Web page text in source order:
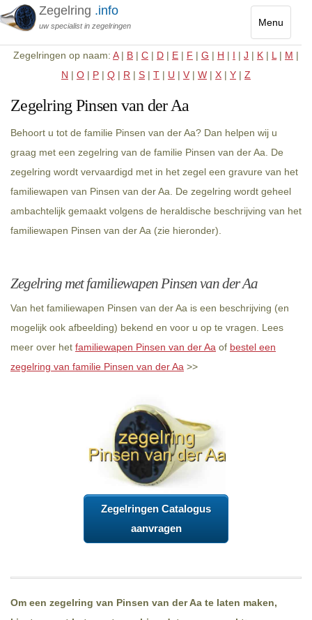
Menu
Toggle
Zegelring .info
uw specialist in zegelringen
Zegelringen op naam: A| B | C | D | E | F | G | H | I | J | K | L | M |
N | O | P | Q | R | S | T | U | V | W | X | Y | Z
Zegelring Pinsen van der Aa
Behoort u tot de familie Pinsen van der Aa? Dan helpen wij u
graag met een zegelring van de familie Pinsen van der Aa. De
zegelring wordt vervaardigd met in het zegel een gravure van het
familiewapen van Pinsen van der Aa. De zegelring wordt geheel
ambachtelijk gemaakt volgens de heraldische beschrijving van het
familiewapen Pinsen van der Aa (zie hieronder).
Zegelring met familiewapen Pinsen van der Aa
Van het familiewapen Pinsen van der Aa is een beschrijving (en
mogelijk ook afbeelding) bekend en voor u op te vragen. Lees
meer over het familiewapen Pinsen van der Aa of bestel een
zegelring van familie Pinsen van der Aa >>
Zegelringen Catalogus
aanvragen
Om een zegelring van Pinsen van der Aa te laten maken,